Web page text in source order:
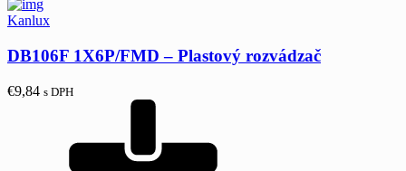
Kanlux
DB106F 1X6P/FMD – Plastový rozvádzač
€9,84 s DPH